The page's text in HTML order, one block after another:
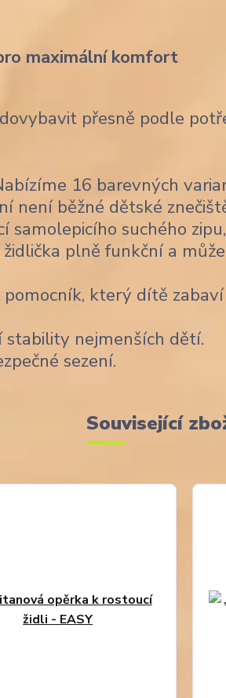
maximální komfort
přesně podle
16 barevných
není běžné dětské
samolepicího suchého
plně funkční a
který dítě
stability nejmenších dětí.
sezení.
Související